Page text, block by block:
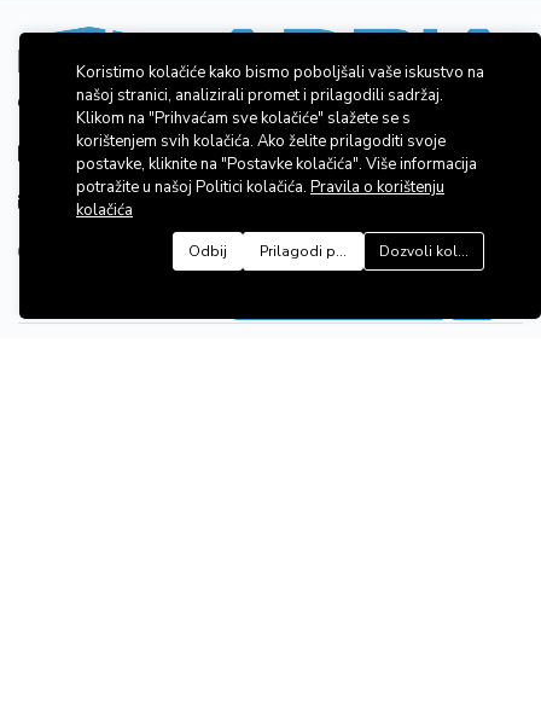
Ivana Gundulića 32, 22000 Šibenik, Hrvatska
Kontakt:+385914444765
Email: info@adrianekretnine.com.hr
Koristimo kolačiće kako bismo poboljšali vaše iskustvo na
našoj stranici, analizirali promet i prilagodili sadržaj.
Klikom na "Prihvaćam sve kolačiće" slažete se s
korištenjem svih kolačića. Ako želite prilagoditi svoje
postavke, kliknite na "Postavke kolačića". Više informacija
potražite u našoj Politici kolačića. Pravila o korištenju
kolačića
Odbij Prilagodi postavkeDozvoli kolačiće